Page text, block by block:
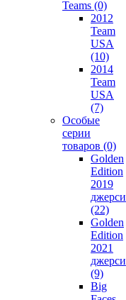
Teams (0)
2012
Team
USA
(10)
2014
Team
USA
(7)
Особые
серии
товаров (0)
Golden
Edition
2019
джерси
(22)
Golden
Edition
2021
джерси
(9)
Big